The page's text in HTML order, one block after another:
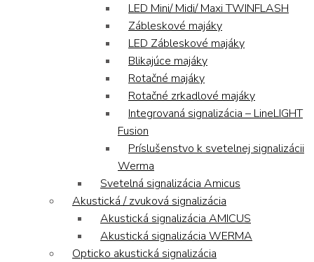
LED Mini/ Midi/ Maxi TWINFLASH
Zábleskové majáky
LED Zábleskové majáky
Blikajúce majáky
Rotačné majáky
Rotačné zrkadlové majáky
Integrovaná signalizácia – LineLIGHT
Fusion
Príslušenstvo k svetelnej signalizácii
Werma
Svetelná signalizácia Amicus
Akustická / zvuková signalizácia
Akustická signalizácia AMICUS
Akustická signalizácia WERMA
Opticko akustická signalizácia